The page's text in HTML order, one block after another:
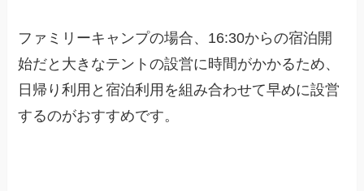
ファミリーキャンプの場合、16:30からの宿泊開
始だと大きなテントの設営に時間がかかるため、
日帰り利用と宿泊利用を組み合わせて早めに設営
するのがおすすめです。